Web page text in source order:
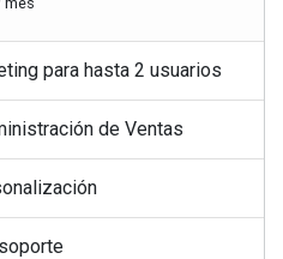
para hasta 2 usuarios
de Ventas